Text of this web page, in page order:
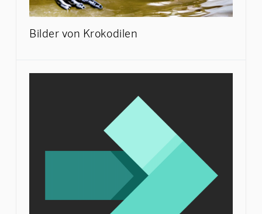
Bilder von Krokodilen